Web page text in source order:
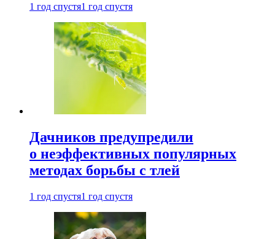
1 год спустя1 год спустя
Дачников предупредили
о неэффективных популярных
методах борьбы с тлей
1 год спустя1 год спустя